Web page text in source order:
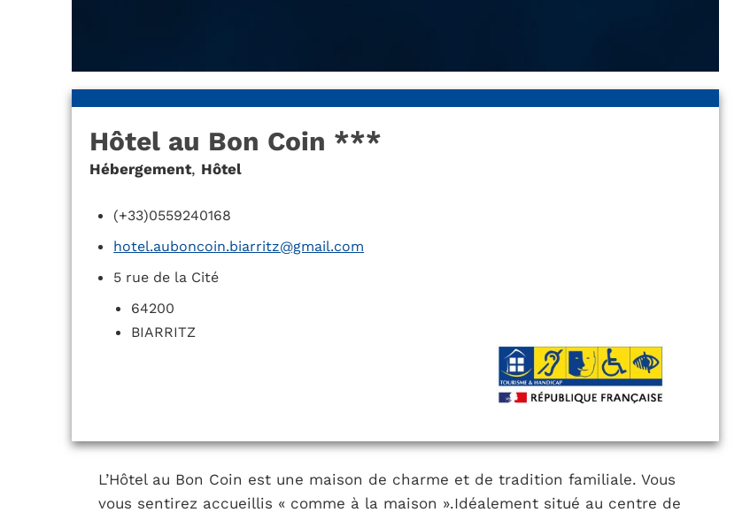
Hôtel au Bon Coin ***
Hébergement, Hôtel
(+33)0559240168
hotel.auboncoin.biarritz@gmail.com
5 rue de la Cité
64200
BIARRITZ
L’Hôtel au Bon Coin est une maison de charme et de tradition familiale. Vous
vous sentirez accueillis « comme à la maison ».Idéalement situé au centre de